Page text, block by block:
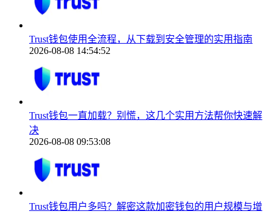
Trust钱包使用全流程，从下载到安全管理的实用指南
2026-08-08 14:54:52
Trust钱包一直加载？别慌，这几个实用方法帮你快速解
决
2026-08-08 09:53:08
Trust钱包用户多吗？解密这款加密钱包的用户规模与增